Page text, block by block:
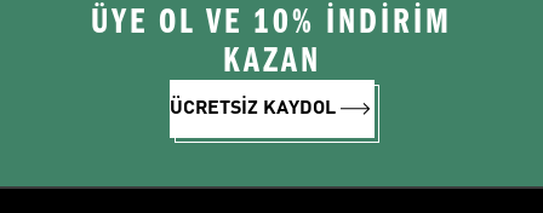
ÜYE OL VE 10% İNDİRİM
KAZAN
ÜCRETSİZ KAYDOL